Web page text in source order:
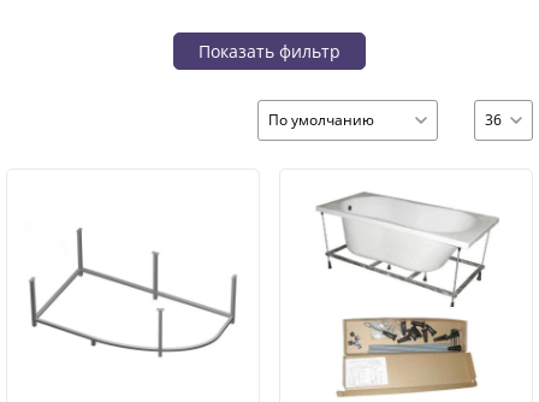
Показать фильтр
По умолчанию 36